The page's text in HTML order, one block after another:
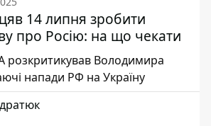
14 липня зробити
про Росію: на що чекати
Володимира
напади РФ на Україну